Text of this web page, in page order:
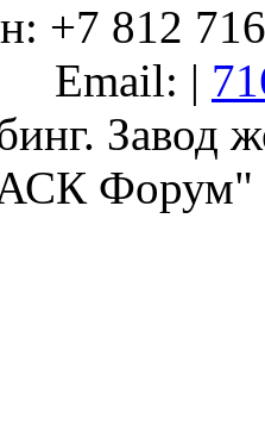
+7 812
Email: |
Завод
Форум"